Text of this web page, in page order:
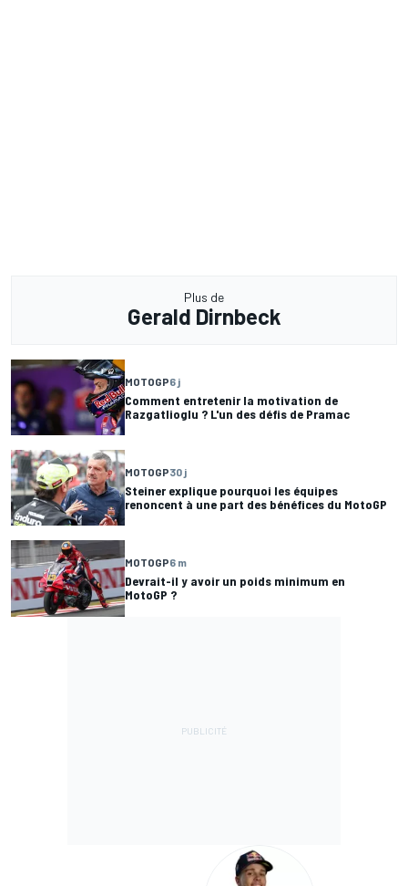
Plus de
Gerald Dirnbeck
MOTOGP6 j
Comment entretenir la motivation de
Razgatlioglu ? L'un des défis de Pramac
MOTOGP30 j
Steiner explique pourquoi les équipes
renoncent à une part des bénéfices du MotoGP
MOTOGP6 m
Devrait-il y avoir un poids minimum en
MotoGP ?